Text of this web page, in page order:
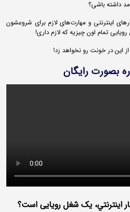
داشته باشی؟
اینترنتی و مهارت‌های لازم برای شروعشون
تمام اون چیزیه که لازم داری!
این در خونت رو نخواهد زد!
بصورت رایگان
یک شغل رویایی است؟